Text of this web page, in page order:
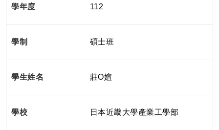
112
碩士班
莊O媗
日本近畿大學產業工學部